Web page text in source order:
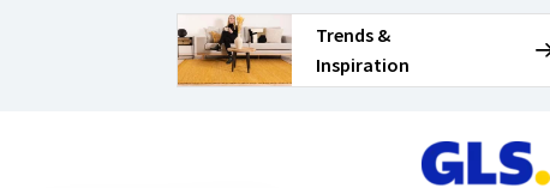
Trends &
Inspiration